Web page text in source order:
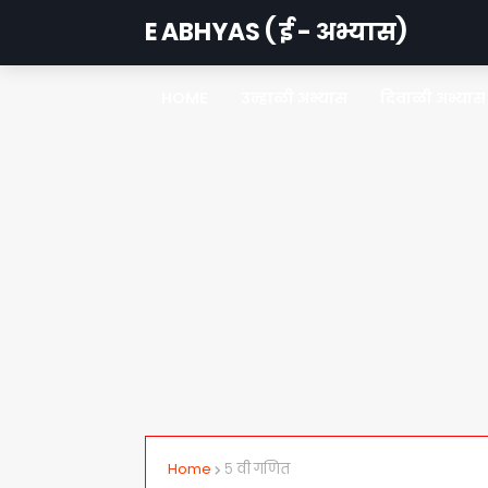
E ABHYAS ( ई - अभ्यास)
Home ५ वी गणित